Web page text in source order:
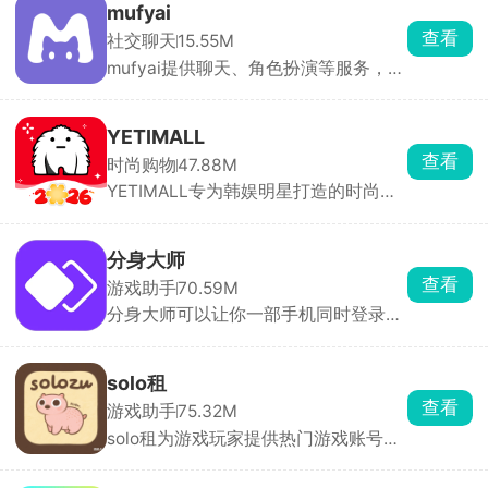
mufyai
社交聊天15.55M
mufyai提供聊天、角色扮演等服务，在
粮，猫罐头，鱼缸都是等价货币，可以
用于创建角色和剧本等，在mufyai中你
就是主角，人人都是创作者，构筑出了
一个完全沉浸式的虚拟交互天地，与众
查看
YETIMALL
时尚购物47.88M
YETIMALL专为韩娱明星打造的时尚周
周边产品，全平台有保障，商品类别分
类详细，能够购买到心仪的物品，多件
商品一起购买还有优惠哟，更有独特的
签名礼物免费送，一键下单，48小时内
查看
分身大师
游戏助手70.59M
分身大师可以让你一部手机同时登录多
时在线。分身运行稳定，消息接收及
时，官方强调比市面上其他双开软件更
安全。
查看
solo租
游戏助手75.32M
solo租为游戏玩家提供热门游戏账号的
查看